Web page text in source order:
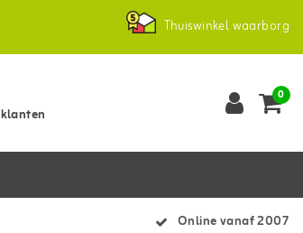
Thuiswinkel waarborg
klanten
0
Online vanaf 2007